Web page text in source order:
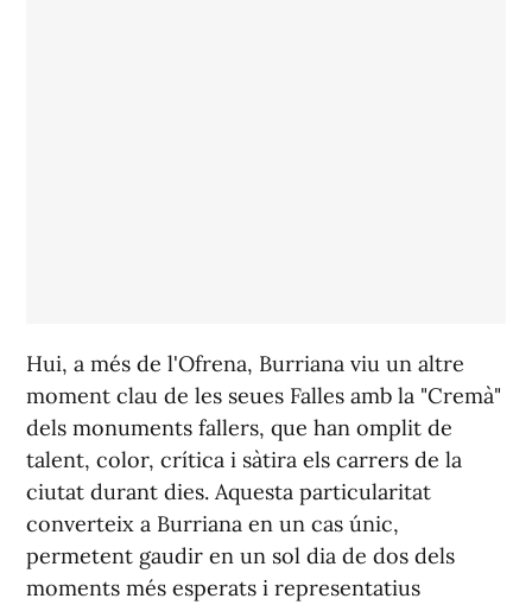
Hui, a més de l'Ofrena, Burriana viu un altre
moment clau de les seues Falles amb la "Cremà"
dels monuments fallers, que han omplit de
talent, color, crítica i sàtira els carrers de la
ciutat durant dies. Aquesta particularitat
converteix a Burriana en un cas únic,
permetent gaudir en un sol dia de dos dels
moments més esperats i representatius